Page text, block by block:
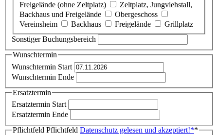
Freigelände (ohne Zeltplatz)
Zeltplatz, Jungviehstall,
Backhaus und Freigelände
Obergeschoss
Vereinsheim
Backhaus Freigelände
Grillplatz
Sonstiger Buchungsbereich
Wunschtermin
Wunschtermin Start
Wunschtermin Ende
Ersatztermin
Ersatztermin Start
Ersatztermin Ende
Pflichtfeld Pflichtfeld Datenschutz gelesen und akzeptiert!**